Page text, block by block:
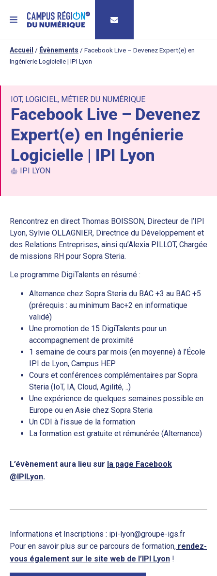
MENU
Accueil / Évènements / Facebook Live – Devenez Expert(e) en
Ingénierie Logicielle | IPI Lyon
IOT, LOGICIEL, MÉTIER DU NUMÉRIQUE
Facebook Live – Devenez
Expert(e) en Ingénierie
Logicielle | IPI Lyon
IPI LYON
Rencontrez en direct Thomas BOISSON, Directeur de l’IPI
Lyon, Sylvie OLLAGNIER, Directrice du Développement et
des Relations Entreprises, ainsi qu’Alexia PILLOT, Chargée
de missions RH pour Sopra Steria.
Le programme DigiTalents en résumé :
Alternance chez Sopra Steria du BAC +3 au BAC +5
(prérequis : au minimum Bac+2 en informatique
validé)
Une promotion de 15 DigiTalents pour un
accompagnement de proximité
1 semaine de cours par mois (en moyenne) à l’École
IPI de Lyon, Campus HEP
Cours et conférences complémentaires par Sopra
Steria (IoT, IA, Cloud, Agilité, ..)
Une expérience de quelques semaines possible en
Europe ou en Asie chez Sopra Steria
Un CDI à l’issue de la formation
La formation est gratuite et rémunérée (Alternance)
L’évènement aura lieu sur la page Facebook
@IPILyon.
Informations et Inscriptions : ipi-lyon@groupe-igs.fr
Pour en savoir plus sur ce parcours de formation, rendez-
vous également sur le site web de l’IPI Lyon !